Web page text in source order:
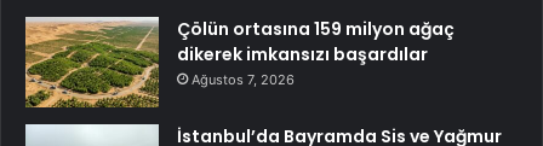
Çölün ortasına 159 milyon ağaç
dikerek imkansızı başardılar
Ağustos 7, 2026
İstanbul’da Bayramda Sis ve Yağmur